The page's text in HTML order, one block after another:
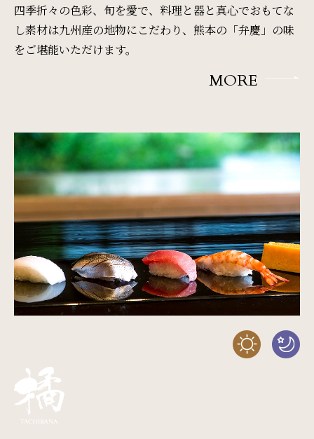
ご宿泊日を検索
検索窓
レンタカー付き
四季折々の色彩、旬を愛で、料理と器と真心でおもてな
し素材は九州産の地物にこだわり、熊本の「弁慶」の味
をご堪能いただけます。
MORE